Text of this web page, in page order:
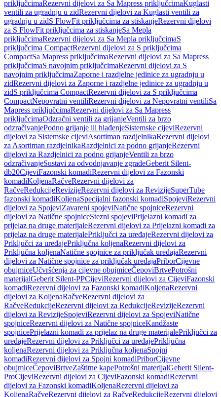
priključcimaRezervni dijelovi za Sa Mapress priključcimaKuglasti
ventili za ugradnju u zidRezervni dijelovi za Kuglasti ventili za
ugradnju u zidS FlowFit priključcima za stiskanjeRezervni dijelovi
za S FlowFit priključcima za stiskanjeSa Mepla
priključcimaRezervni dijelovi za Sa Mepla priključcimaS
priključcima CompactRezervni dijelovi za S priključcima
CompactSa Mapress priključcimaRezervni dijelovi za Sa Mapress
priključcimaS navojnim priključcimaRezervni dijelovi za S
navojnim priključcimaZaporne i razdjelne jedinice za ugradnju u
zidRezervni dijelovi za Zaporne i razdjelne jedinice za ugradnju u
zidS priključcima CompactRezervni dijelovi za S priključcima
CompactNepovratni ventiliRezervni dijelovi za Nepovratni ventiliSa
Mapress priključcimaRezervni dijelovi za Sa Mapress
priključcimaOdzračni ventili za grijanjeVentili za brzo
odzračivanjePodno grijanje ili hlađenjeSistemske cijeviRezervni
dijelovi za Sistemske cijeviAsortiman razdjelnikaRezervni dijelovi
za Asortiman razdjelnikaRazdjelnici za podno grijanjeRezervni
dijelovi za Razdjelnici za podno grijanjeVentili za brzo
odzračivanjeSustavi za odvodnjavanje zgradeGeberit Silent-
db20CijeviFazonski komadiRezervni dijelovi za Fazonski
komadiKoljenaRačveRezervni dijelovi za
RačveRedukcijeRevizijeRezervni dijelovi za RevizijeSuperTube
fazonski komadiKoljenaSpecijalni fazonski komadiSpojeviRezervni
dijelovi za SpojeviZavareni spojeviNatične spojniceRezervni
dijelovi za Natične spojniceStezni spojeviPrijelazni komadi za
prijelaz na druge materijaleRezervni dijelovi za Prijelazni komadi za
prijelaz na druge materijalePriključci za uređajeRezervni dijelovi za
Priključci za uređajePriključna koljenaRezervni dijelovi za
Priključna koljenaNatične spojnice za priključak uređajaRezervni
dijelovi za Natične spojnice za priključak uređajaPriborCijevne
obujmiceUčvršćenja za cijevne obujmiceČepoviBrtvePotrošni
materijalGeberit Silent-PPCijeviRezervni dijelovi za CijeviFazonski
komadiRezervni dijelovi za Fazonski komadiKoljenaRezervni
dijelovi za KoljenaRačveRezervni dijelovi za
RačveRedukcijeRezervni dijelovi za RedukcijeRevizijeRezervni
dijelovi za RevizijeSpojeviRezervni dijelovi za SpojeviNatične
spojniceRezervni dijelovi za Natične spojniceKandžaste
spojnicePrijelazni komadi za prijelaz na druge materijalePriključci za
uređajeRezervni dijelovi za Priključci za uređajePriključna
koljenaRezervni dijelovi za Priključna koljenaSpojni
komadiRezervni dijelovi za Spojni komadiPriborCijevne
obujmiceČepoviBrtveZaštitne kapePotrošni materijalGeberit Silent-
ProCijeviRezervni dijelovi za CijeviFazonski komadiRezervni
dijelovi za Fazonski komadiKoljenaRezervni dijelovi za
KoljenaRačveRezervni dijelovi za RačveRedukcijeRezervni dijelovi